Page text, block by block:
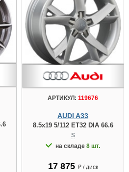
АРТИКУЛ: 119676
AUDI A33
8.5x19 5/112 ET32 DIA 66.6
S
на складе 8 шт.
17 875 ₽ / диск